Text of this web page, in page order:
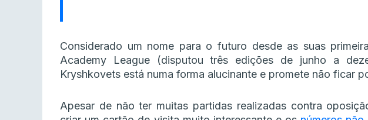
Considerado um nome para o futuro desde as suas
Academy League (disputou três edições de junho a
Kryshkovets está numa forma alucinante e promete não ficar
Apesar de não ter muitas partidas realizadas contra